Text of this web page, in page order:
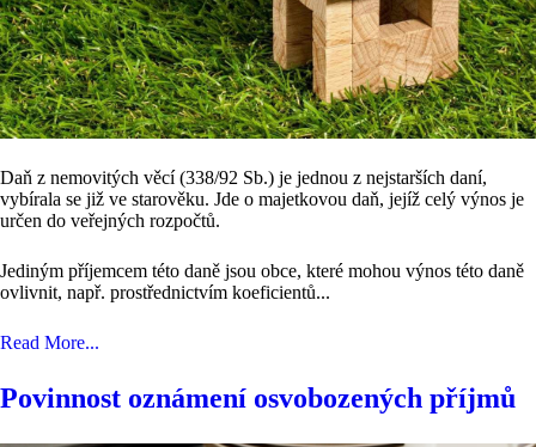
Daň z nemovitých věcí (338/92 Sb.) je jednou z nejstarších daní,
vybírala se již ve starověku. Jde o majetkovou daň, jejíž celý výnos je
určen do veřejných rozpočtů.
Jediným příjemcem této daně jsou obce, které mohou výnos této daně
ovlivnit, např. prostřednictvím koeficientů...
Read More...
Povinnost oznámení osvobozených příjmů